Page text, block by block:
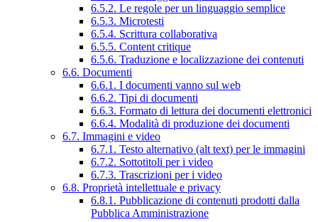
6.5.2. Le regole per un linguaggio semplice
6.5.3. Microtesti
6.5.4. Scrittura collaborativa
6.5.5. Content critique
6.5.6. Traduzione e localizzazione dei contenuti
6.6. Documenti
6.6.1. I documenti vanno sul web
6.6.2. Tipi di documenti
6.6.3. Formato di lettura dei documenti elettronici
6.6.4. Modalità di produzione dei documenti
6.7. Immagini e video
6.7.1. Testo alternativo (alt text) per le immagini
6.7.2. Sottotitoli per i video
6.7.3. Trascrizioni per i video
6.8. Proprietà intellettuale e privacy
6.8.1. Pubblicazione di contenuti prodotti dalla
Pubblica Amministrazione